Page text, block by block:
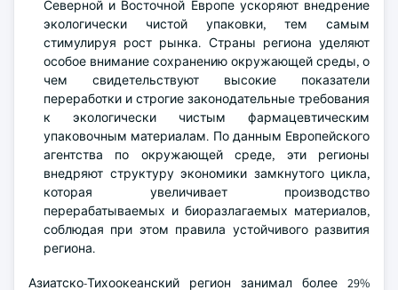
Северной и Восточной Европе ускоряют внедрение
экологически чистой упаковки, тем самым
стимулируя рост рынка. Страны региона уделяют
особое внимание сохранению окружающей среды, о
чем свидетельствуют высокие показатели
переработки и строгие законодательные требования
к экологически чистым фармацевтическим
упаковочным материалам. По данным Европейского
агентства по окружающей среде, эти регионы
внедряют структуру экономики замкнутого цикла,
которая увеличивает производство
перерабатываемых и биоразлагаемых материалов,
соблюдая при этом правила устойчивого развития
региона.
Азиатско-Тихоокеанский регион занимал более 29%